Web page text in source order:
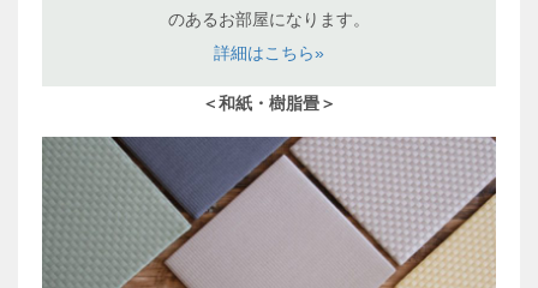
のあるお部屋になります。
詳細はこちら»
＜和紙・樹脂畳＞